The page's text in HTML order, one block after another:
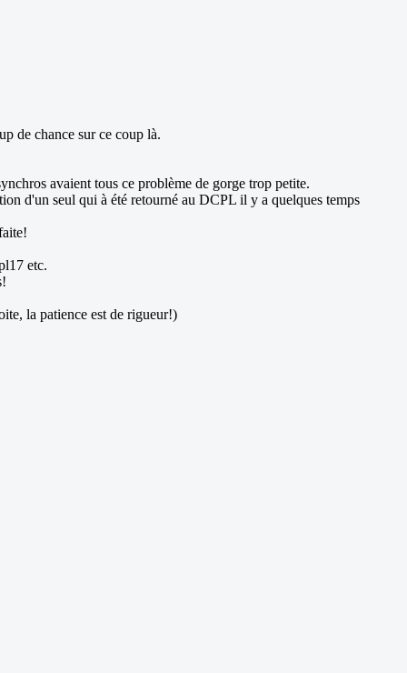
de chance sur ce coup là.
avaient tous ce problème de gorge trop petite.
d'un seul qui à été retourné au DCPL il y a quelques temps
etc.
la patience est de rigueur!)